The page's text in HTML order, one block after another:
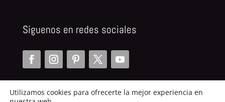
Síguenos en redes sociales
Utilizamos cookies para ofrecerte la mejor experiencia en